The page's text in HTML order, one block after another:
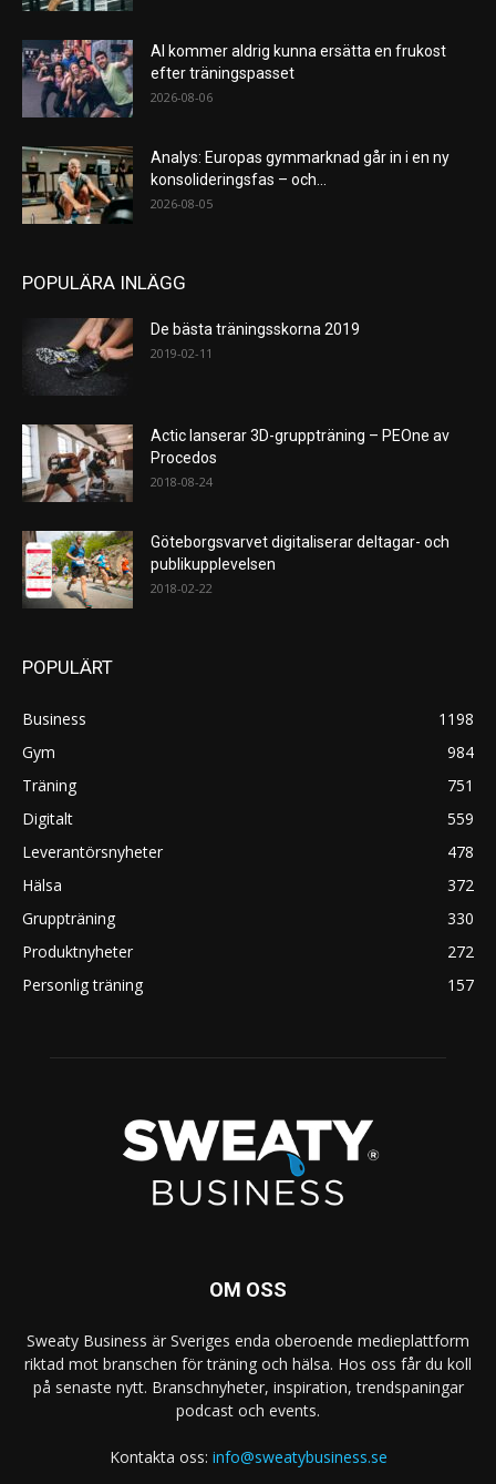
AI kommer aldrig kunna ersätta en frukost
efter träningspasset
2026-08-06
Analys: Europas gymmarknad går in i en ny
konsolideringsfas – och...
2026-08-05
POPULÄRA INLÄGG
De bästa träningsskorna 2019
2019-02-11
Actic lanserar 3D-gruppträning – PEOne av
Procedos
2018-08-24
Göteborgsvarvet digitaliserar deltagar- och
publikupplevelsen
2018-02-22
POPULÄRT
Business
1198
Gym
984
Träning
751
Digitalt
559
Leverantörsnyheter
478
Hälsa
372
Gruppträning
330
Produktnyheter
272
Personlig träning
157
OM OSS
Sweaty Business är Sveriges enda oberoende medieplattform
riktad mot branschen för träning och hälsa. Hos oss får du koll
på senaste nytt. Branschnyheter, inspiration, trendspaningar
podcast och events.
Kontakta oss: info@sweatybusiness.se